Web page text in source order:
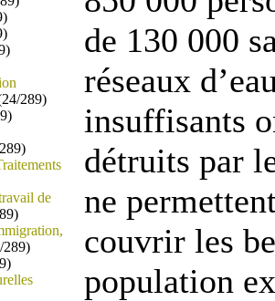
289)
de
289)
de 130 000
réseaux
insuffisants
détruits par
ne
couvrir les
population